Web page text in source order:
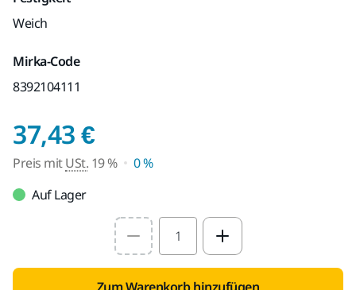
Weich
Mirka-Code
8392104111
37,43 €Preis mit USt. 19 %
Preis mitUSt. 19 %
0 %
Auf Lager
Select quantity value